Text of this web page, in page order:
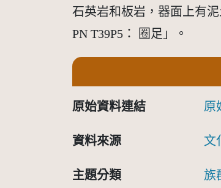
石英岩和板岩，器面上有
PN T39P5： 圈足」。
原始資料連結 原
資料來源 文
主題分類 族